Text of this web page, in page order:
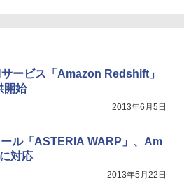
ービス「Amazon Redshift」
開始
2013年6月5日
ル「ASTERIA WARP」、Am
対応
2013年5月22日